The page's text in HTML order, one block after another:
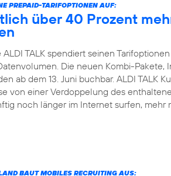
PREPAID-TARIFOPTIONEN AUF:
über 40 Prozent
TALK spendiert seinen
Die neuen Kombi-Pakete,
ab dem 13. Juni buchbar. ALDI TALK
von einer Verdoppelung des
noch länger im Internet surfen, mehr
BAUT MOBILES RECRUITING AUS: